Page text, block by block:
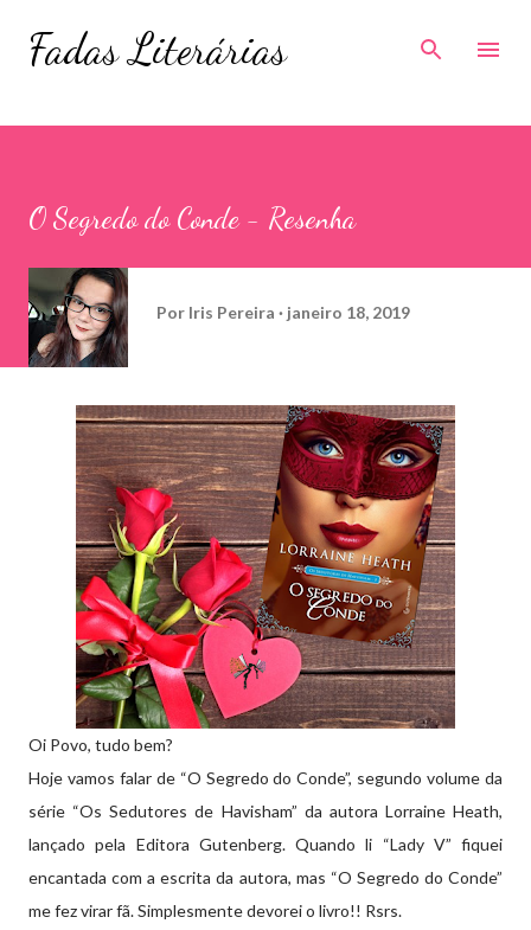
Pular para o conteúdo principal
Fadas Literárias
O Segredo do Conde - Resenha
Por Iris Pereira janeiro 18, 2019
Oi Povo, tudo bem?
Hoje vamos falar de “O Segredo do Conde”, segundo volume da
série “Os Sedutores de Havisham” da autora Lorraine Heath,
lançado pela Editora Gutenberg. Quando li “Lady V” fiquei
encantada com a escrita da autora, mas “O Segredo do Conde”
me fez virar fã. Simplesmente devorei o livro!! Rsrs.